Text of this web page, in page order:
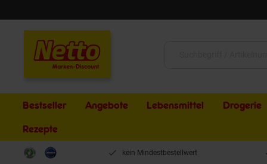
Bestseller Angebote Lebensmittel Drogerie
Rezepte
kein Mindestbestellwert